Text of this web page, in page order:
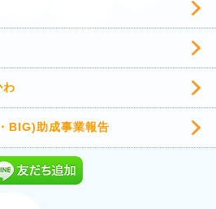
わ
BIG)助成事業報告